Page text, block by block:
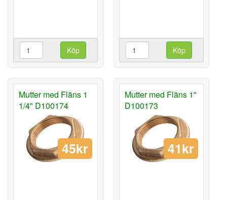
Köp Köp
Mutter med Fläns 1
1/4" D100174
45kr
Mutter med Fläns 1"
D100173
41kr